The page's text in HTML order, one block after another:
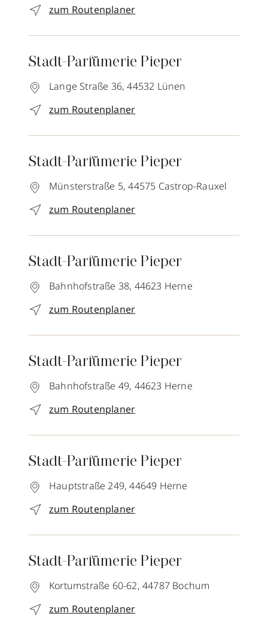
zum Routenplaner
Stadt-Parfümerie Pieper
Lange Straße 36, 44532 Lünen
zum Routenplaner
Stadt-Parfümerie Pieper
Münsterstraße 5, 44575 Castrop-Rauxel
zum Routenplaner
Stadt-Parfümerie Pieper
Bahnhofstraße 38, 44623 Herne
zum Routenplaner
Stadt-Parfümerie Pieper
Bahnhofstraße 49, 44623 Herne
zum Routenplaner
Stadt-Parfümerie Pieper
Hauptstraße 249, 44649 Herne
zum Routenplaner
Stadt-Parfümerie Pieper
Kortumstraße 60-62, 44787 Bochum
zum Routenplaner